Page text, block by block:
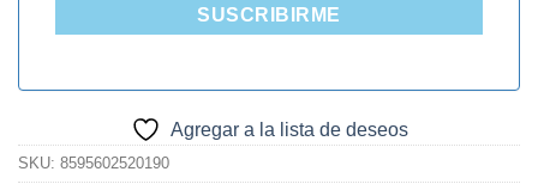
SUSCRIBIRME
Agregar a la lista de deseos
SKU: 8595602520190